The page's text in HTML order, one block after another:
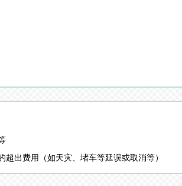
出费用（如天灾、堵车等延误或取消等）